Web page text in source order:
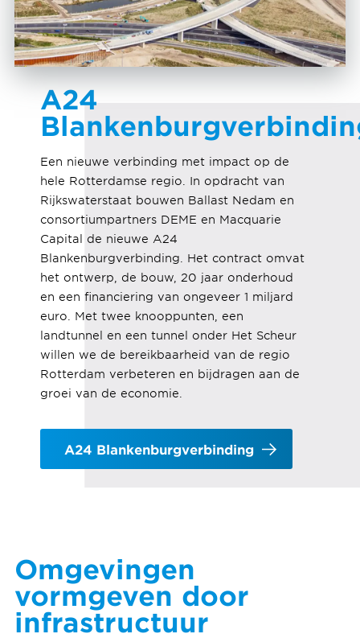
A24
Een nieuwe verbinding met impact op de
hele Rotterdamse regio. In opdracht van
Rijkswaterstaat bouwen Ballast Nedam en
consortiumpartners DEME en Macquarie
Capital de nieuwe A24
Blankenburgverbinding. Het contract omvat
het ontwerp, de bouw, 20 jaar onderhoud
en een financiering van ongeveer 1 miljard
euro. Met twee knooppunten, een
landtunnel en een tunnel onder Het Scheur
willen we de bereikbaarheid van de regio
Rotterdam verbeteren en bijdragen aan de
groei van de economie.
A24 Blankenburgverbinding
Omgevingen
vormgeven door
infrastructuur